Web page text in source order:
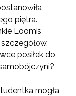
piętra.
Loomis
posiłek do
mogła